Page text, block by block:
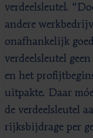
verdeelsleutel.
andere
onafhankelijk
verdeelsleutel
en het
uitpakte. Daar
de verdeelsleutel
rijksbijdrage per